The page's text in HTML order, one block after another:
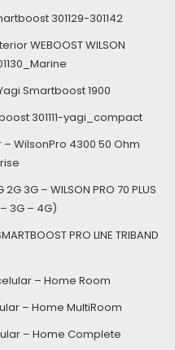
301129-301142
WEBOOST WILSON
Smartboost 1900
301111-yagi_compact
WilsonPro 4300 50 Ohm
3G – WILSON PRO 70 PLUS
3G – 4G)
PRO LINE TRIBAND
– Home Room
– Home MultiRoom
– Home Complete